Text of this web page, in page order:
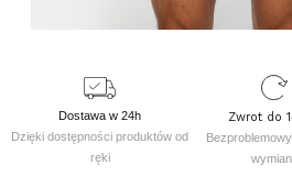
Dostawa w 24h
Dzięki dostępności produktów od
ręki
Zwrot do